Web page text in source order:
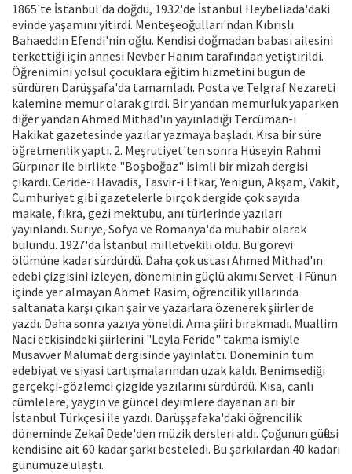
1865'te İstanbul'da doğdu, 1932'de İstanbul Heybeliada'daki
evinde yaşamını yitirdi. Menteşeoğulları'ndan Kıbrıslı
Bahaeddin Efendi'nin oğlu. Kendisi doğmadan babası ailesini
terkettiği için annesi Nevber Hanım tarafından yetiştirildi.
Öğrenimini yolsul çocuklara eğitim hizmetini bugün de
sürdüren Darüşşafa'da tamamladı. Posta ve Telgraf Nezareti
kalemine memur olarak girdi. Bir yandan memurluk yaparken
diğer yandan Ahmed Mithad'ın yayınladığı Tercüman-ı
Hakikat gazetesinde yazılar yazmaya başladı. Kısa bir süre
öğretmenlik yaptı. 2. Meşrutiyet'ten sonra Hüseyin Rahmi
Gürpınar ile birlikte "Boşboğaz" isimli bir mizah dergisi
çıkardı. Ceride-i Havadis, Tasvir-i Efkar, Yenigün, Akşam, Vakit,
Cumhuriyet gibi gazetelerle birçok dergide çok sayıda
makale, fıkra, gezi mektubu, anı türlerinde yazıları
yayınlandı. Suriye, Sofya ve Romanya'da muhabir olarak
bulundu. 1927'da İstanbul milletvekili oldu. Bu görevi
ölümüne kadar sürdürdü. Daha çok ustası Ahmed Mithad'ın
edebi çizgisini izleyen, döneminin güçlü akımı Servet-i Fünun
içinde yer almayan Ahmet Rasim, öğrencilik yıllarında
saltanata karşı çıkan şair ve yazarlara özenerek şiirler de
yazdı. Daha sonra yazıya yöneldi. Ama şiiri bırakmadı. Muallim
Naci etkisindeki şiirlerini "Leyla Feride" takma ismiyle
Musavver Malumat dergisinde yayınlattı. Döneminin tüm
edebiyat ve siyasi tartışmalarından uzak kaldı. Benimsediği
gerçekçi-gözlemci çizgide yazılarını sürdürdü. Kısa, canlı
cümlelere, yaygın ve güncel deyimlere dayanan arı bir
İstanbul Türkçesi ile yazdı. Darüşşafaka'daki öğrencilik
döneminde Zekaî Dede'den müzik dersleri aldı. Çoğunun güftesi
kendisine ait 60 kadar şarkı besteledi. Bu şarkılardan 40 kadarı
günümüze ulaştı.